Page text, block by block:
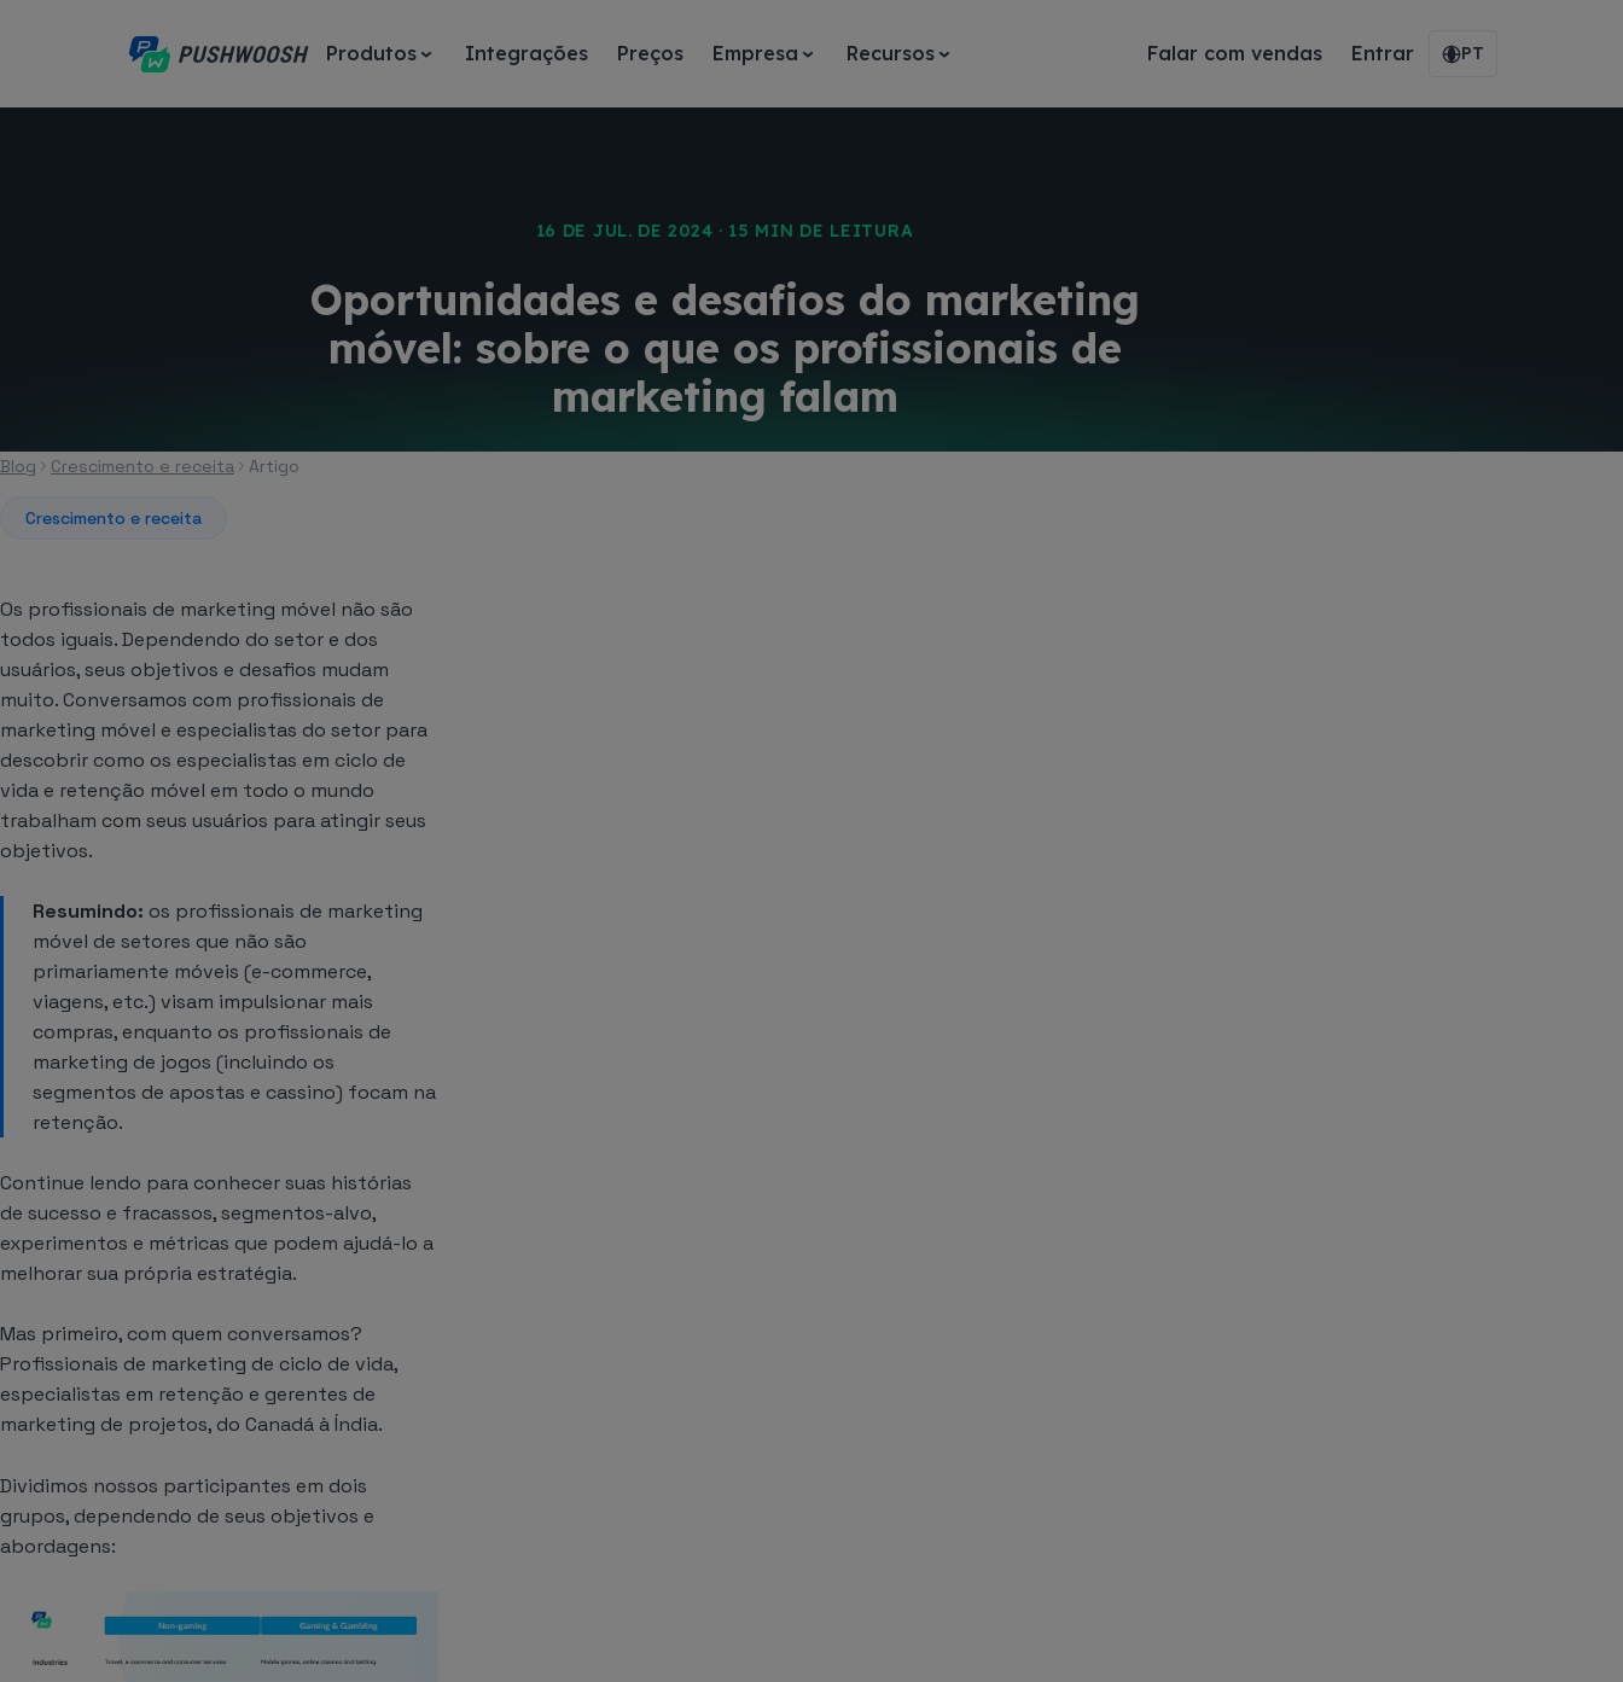
Produtos Integrações Preços Empresa Recursos Falar com vendas Entrar PT
16 DE JUL. DE 2024 · 15 MIN DE LEITURA
Oportunidades e desafios do marketing
móvel: sobre o que os profissionais de
marketing falam
Blog Crescimento e receita Artigo
Crescimento e receita
Os profissionais de marketing móvel não são
todos iguais. Dependendo do setor e dos
usuários, seus objetivos e desafios mudam
muito. Conversamos com profissionais de
marketing móvel e especialistas do setor para
descobrir como os especialistas em ciclo de
vida e retenção móvel em todo o mundo
trabalham com seus usuários para atingir seus
objetivos.
Resumindo: os profissionais de marketing
móvel de setores que não são
primariamente móveis (e-commerce,
viagens, etc.) visam impulsionar mais
compras, enquanto os profissionais de
marketing de jogos (incluindo os
segmentos de apostas e cassino) focam na
retenção.
Continue lendo para conhecer suas histórias
de sucesso e fracassos, segmentos-alvo,
experimentos e métricas que podem ajudá-lo a
melhorar sua própria estratégia.
Mas primeiro, com quem conversamos?
Profissionais de marketing de ciclo de vida,
especialistas em retenção e gerentes de
marketing de projetos, do Canadá à Índia.
Dividimos nossos participantes em dois
grupos, dependendo de seus objetivos e
abordagens: